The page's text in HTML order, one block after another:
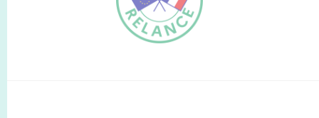
FR